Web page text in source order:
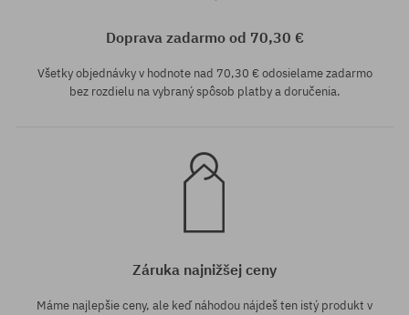
Doprava zadarmo od 70,30 €
Všetky objednávky v hodnote nad 70,30 € odosielame zadarmo
bez rozdielu na vybraný spôsob platby a doručenia.
Záruka najnižšej ceny
Máme najlepšie ceny, ale keď náhodou nájdeš ten istý produkt v